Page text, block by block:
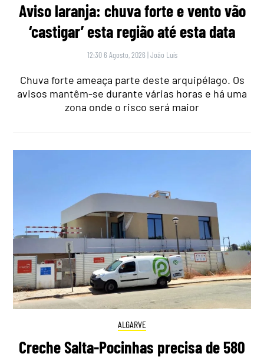
Aviso laranja: chuva forte e vento vão
‘castigar’ esta região até esta data
12:30 6 Agosto, 2026 |João Luís
Chuva forte ameaça parte deste arquipélago. Os
avisos mantêm-se durante várias horas e há uma
zona onde o risco será maior
ALGARVE
Creche Salta-Pocinhas precisa de 580